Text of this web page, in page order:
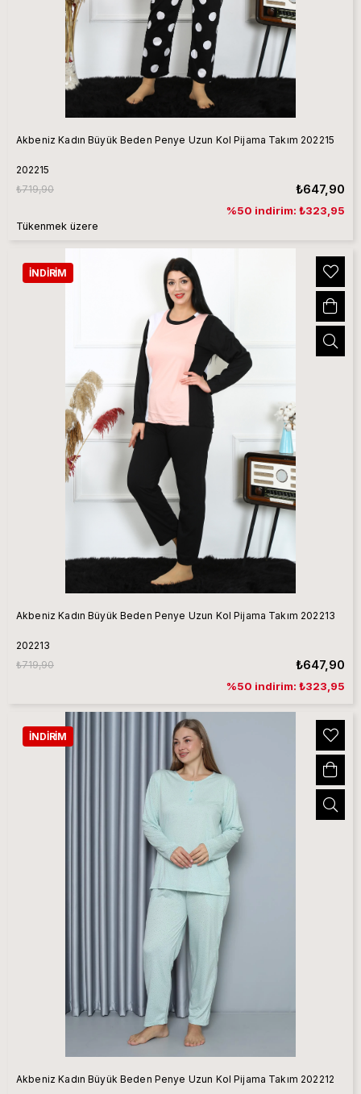
Akbeniz Kadın Büyük Beden Penye Uzun Kol Pijama Takım 202215
202215
₺647,90
₺719,90
%50 indirim: ₺323,95
Tükenmek üzere
Akbeniz Kadın Büyük Beden Penye Uzun Kol Pijama Takım 202213
202213
₺647,90
₺719,90
%50 indirim: ₺323,95
İNDIRIM
Akbeniz Kadın Büyük Beden Penye Uzun Kol Pijama Takım 202212
İNDIRIM